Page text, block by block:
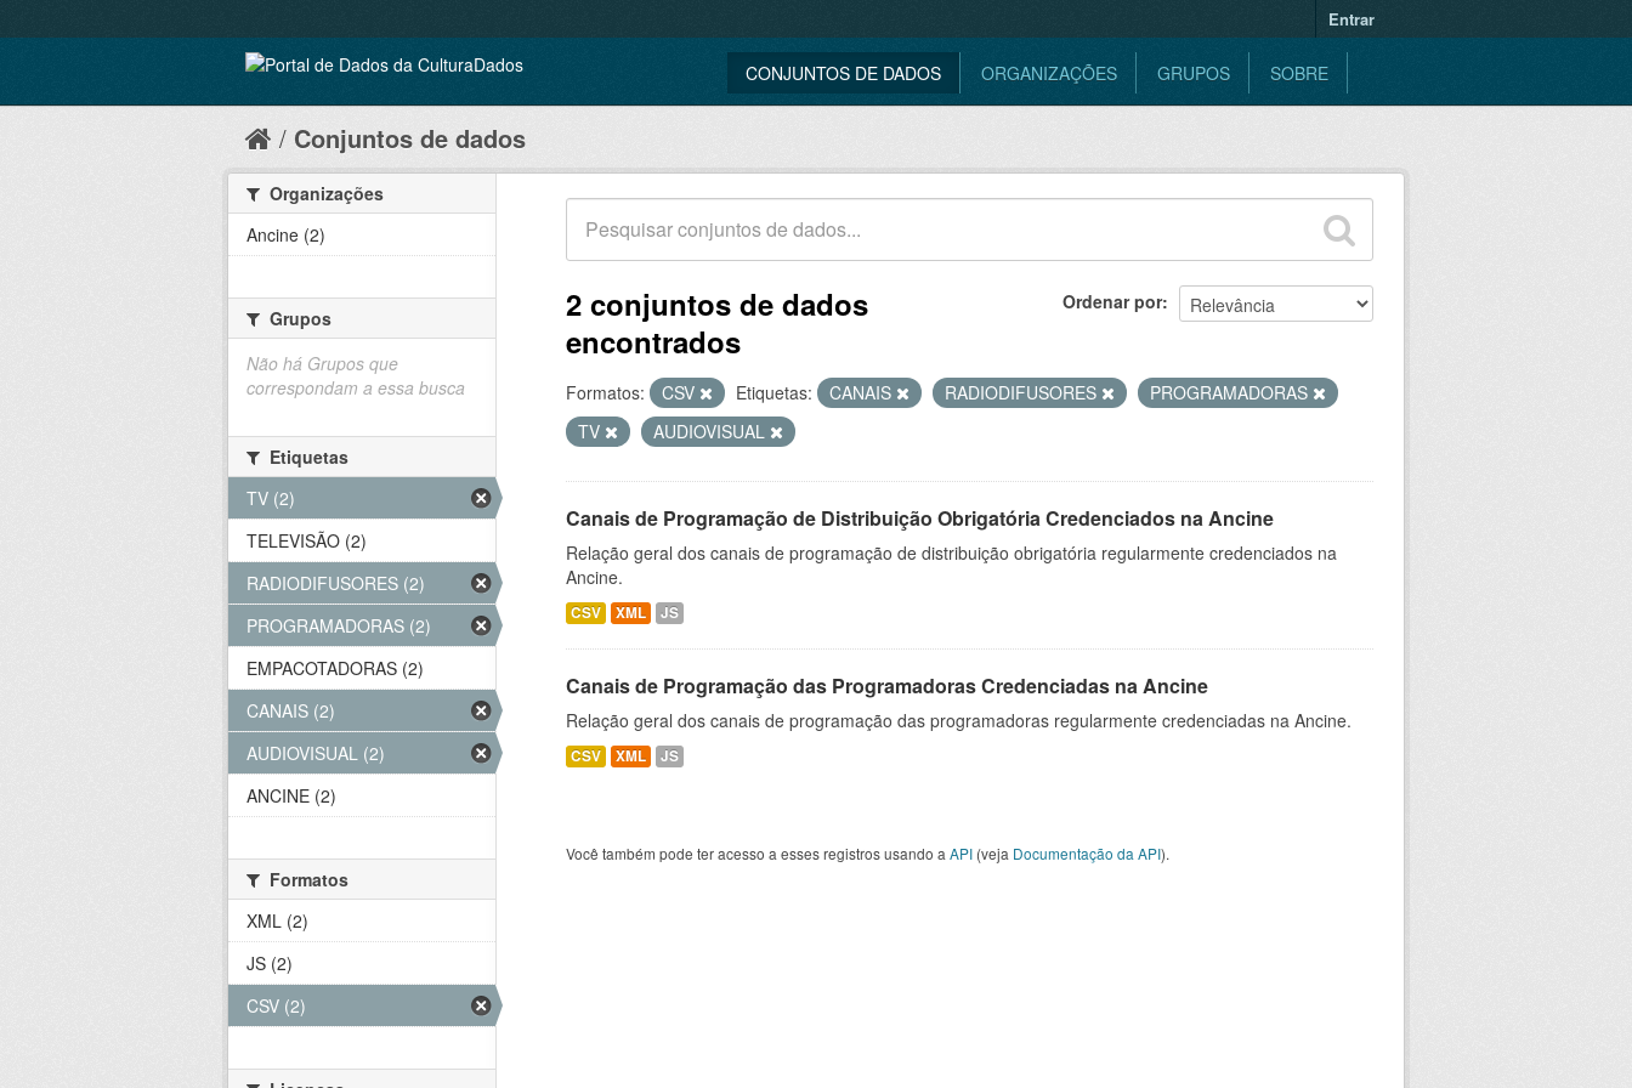
Entrar
CONJUNTOS DE DADOS ORGANIZAÇÕES GRUPOS SOBRE
Conjuntos de dados
Ordenar por
2 conjuntos de dados
encontrados
Formatos: CSV Etiquetas: CANAIS RADIODIFUSORES
PROGRAMADORAS
TV
AUDIOVISUAL
Canais de Programação de Distribuição Obrigatória Credenciados na Ancine
Relação geral dos canais de programação de distribuição obrigatória regularmente credenciados na
Ancine.
CSV XML JS
Canais de Programação das Programadoras Credenciadas na Ancine
Relação geral dos canais de programação das programadoras regularmente credenciadas na Ancine.
CSV XML JS
Você também pode ter acesso a esses registros usando a API (veja Documentação da API).
Organizações
Ancine (2)
Grupos
Não há Grupos que
correspondam a essa busca
Etiquetas
TV (2)
TELEVISÃO (2)
RADIODIFUSORES (2)
PROGRAMADORAS (2)
EMPACOTADORAS (2)
CANAIS (2)
AUDIOVISUAL (2)
ANCINE (2)
Formatos
XML (2)
JS (2)
CSV (2)